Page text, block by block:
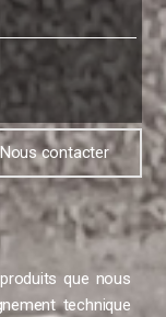
contacter
que nous
technique